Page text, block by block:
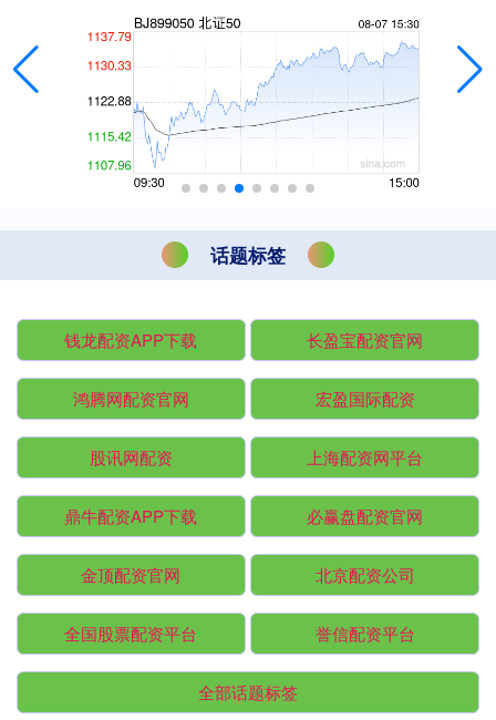
话题标签
钱龙配资APP下载 长盈宝配资官网
鸿腾网配资官网 宏盈国际配资
股讯网配资 上海配资网平台
鼎牛配资APP下载 必赢盘配资官网
金顶配资官网 北京配资公司
全国股票配资平台 誉信配资平台
全部话题标签